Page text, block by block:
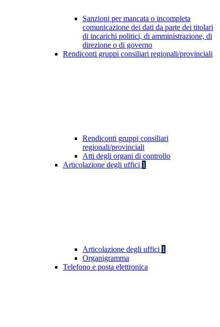
Sanzioni per mancata o incompleta
comunicazione dei dati da parte dei titolari
di incarichi politici, di amministrazione, di
direzione o di governo
Rendiconti gruppi consiliari regionali/provinciali
Rendiconti gruppi consiliari
regionali/provinciali
Atti degli organi di controllo
Articolazione degli uffici 1
Articolazione degli uffici 1
Organigramma
Telefono e posta elettronica